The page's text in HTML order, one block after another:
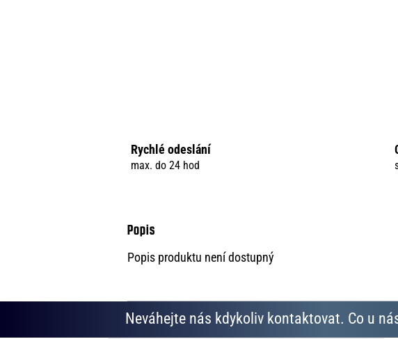
Rychlé odeslání
max. do 24 hod
Popis produktu není dostupný
Neváhejte nás kdykoliv kontaktovat. Co u